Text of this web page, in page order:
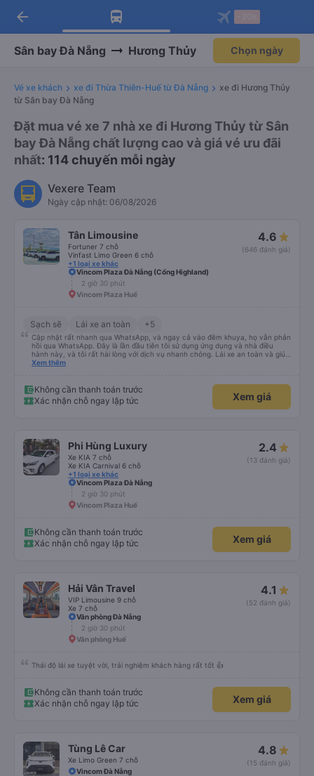
Tải app Vexere ngay!
Nhận ưu đãi thành viên độc
Mở app
Tải app Vexere
-30k/ghế khi đặt vé máy bay qua
Mở app
arrow_back
Sân bay Đà Nẵng Hương Thủy Chọn ngày
Vé xe khách xe đi Thừa Thiên-Huế từ Đà Nẵng
xe đi Hương Thủy
từ Sân bay Đà Nẵng
Đặt mua vé xe 7 nhà xe đi Hương Thủy từ Sân
bay Đà Nẵng chất lượng cao và giá vé ưu đãi
nhất: 114 chuyến mỗi ngày
Vexere Team
Ngày cập nhật: 06/08/2026
Tân Limousine
Fortuner 7 chỗ
Vinfast Limo Green 6 chỗ
+1 loại xe khác
4.6
(646 đánh giá)
Vincom Plaza Đà Nẵng (Cổng Highland)
2 giờ 30 phút
Vincom Plaza Huế
Sạch sẽ Lái xe an toàn +5
Cập nhật rất nhanh qua WhatsApp, và ngay cả vào đêm khuya, họ vẫn phản
hồi qua WhatsApp. Đây là lần đầu tiên tôi sử dụng ứng dụng và nhà điều
hành này, và tôi rất hài lòng với dịch vụ nhanh chóng. Lái xe an toàn và giúp
tôi đến khách sạn ở Huế, mặc dù tôi không báo trước khi đặt xe và tài xế đã
của họ một lần nữa cho chuyến trở về Đà Nẵng.
Xem thêm
Không cần thanh toán trước
Xác nhận chỗ ngay lập tức
Xem giá
Phi Hùng Luxury
Xe KIA 7 chỗ
Xe KIA Carnival 6 chỗ
+1 loại xe khác
2.4
(13 đánh giá)
Vincom Plaza Đà Nẵng
2 giờ 30 phút
Vincom Plaza Huế
Không cần thanh toán trước
Xác nhận chỗ ngay lập tức
Xem giá
Hải Vân Travel
VIP Limousine 9 chỗ
Xe 7 chỗ
4.1
(52 đánh giá)
Văn phòng Đà Nẵng
2 giờ 30 phút
Văn phòng Huế
Thái độ lái xe tuyệt vời, trải nghiệm khách hàng rất tốt 👍
Không cần thanh toán trước
Xác nhận chỗ ngay lập tức
Xem giá
Tùng Lê Car
Xe Limo Green 7 chỗ
4.8
(15 đánh giá)
Vincom Đà Nẵng